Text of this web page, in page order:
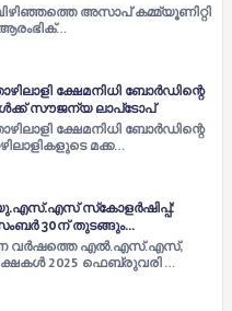
അസാപ് കമ്മ്യൂണിറ്റി
ക്ഷേമനിധി ബോര്‍ഡിന്റെ
സൗജന്യ ലാപ്‌ടോപ്
ക്ഷേമനിധി ബോർഡിന്റെ
മക്ക…
സ്‌കോളർഷിപ്പ്:
30ന് തുടങ്ങും...
വർഷത്തെ എൽ.എസ്.എസ്,
2025 ഫെബ്രുവരി …